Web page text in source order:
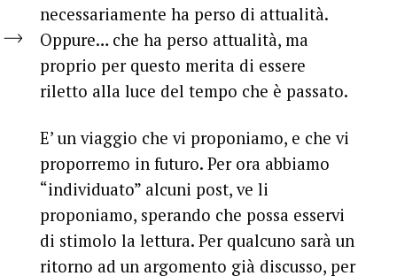
necessariamente ha perso di attualità.
Oppure… che ha perso attualità, ma
proprio per questo merita di essere
riletto alla luce del tempo che è passato.
E’ un viaggio che vi proponiamo, e che vi
proporremo in futuro. Per ora abbiamo
“individuato” alcuni post, ve li
proponiamo, sperando che possa esservi
di stimolo la lettura. Per qualcuno sarà un
ritorno ad un argomento già discusso, per